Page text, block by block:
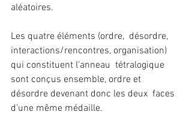
aléatoires.
Les quatre éléments (ordre,  désordre,
interactions/rencontres, organisation)
qui constituent l’anneau  tétralogique
sont conçus ensemble, ordre et
désordre devenant donc les deux  faces
d’une même médaille.